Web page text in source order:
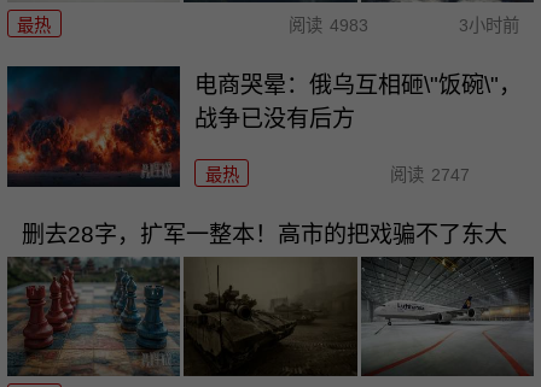
最热 阅读 4983 3小时前
电商哭晕：俄乌互相砸\"饭碗\"，
战争已没有后方
最热 阅读 2747
删去28字，扩军一整本！高市的把戏骗不了东大